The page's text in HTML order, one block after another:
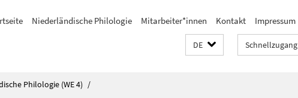
Niederländische Philologie Mitarbeiter*innen Kontakt Impressum
DE Schnellzugang
Philologie (WE 4) /